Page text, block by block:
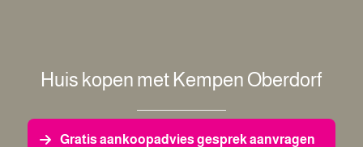
Huis kopen met Kempen Oberdorf
Gratis aankoopadvies gesprek aanvragen